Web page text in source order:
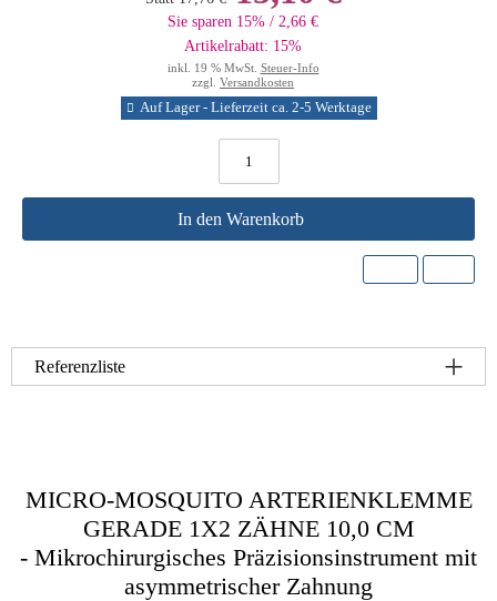
Sie sparen 15% / 2,66 €
Artikelrabatt: 15%
inkl. 19 % MwSt. Steuer-Info
zzgl. Versandkosten
Auf Lager - Lieferzeit ca. 2-5 Werktage
In den Warenkorb
Referenzliste
MICRO-MOSQUITO ARTERIENKLEMME
GERADE 1X2 ZÄHNE 10,0 CM
- Mikrochirurgisches Präzisionsinstrument mit
asymmetrischer Zahnung